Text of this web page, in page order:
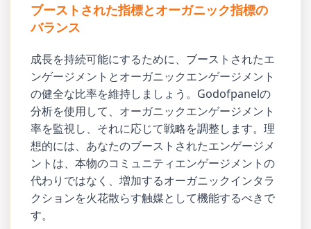
ブーストされた指標とオーガニック指標の
バランス
成長を持続可能にするために、ブーストされたエ
ンゲージメントとオーガニックエンゲージメント
の健全な比率を維持しましょう。Godofpanelの
分析を使用して、オーガニックエンゲージメント
率を監視し、それに応じて戦略を調整します。理
想的には、あなたのブーストされたエンゲージメ
ントは、本物のコミュニティエンゲージメントの
代わりではなく、増加するオーガニックインタラ
クションを火花散らす触媒として機能するべきで
す。